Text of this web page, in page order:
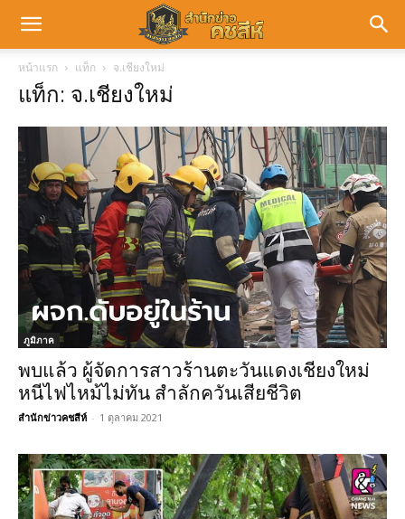
หน้าแรก แท็ก จ.เชียงใหม่
แท็ก: จ.เชียงใหม่
ภูมิภาค
พบแล้ว ผู้จัดการสาวร้านตะวันแดงเชียงใหม่
หนีไฟไหม้ไม่ทัน สำลักควันเสียชีวิต
สำนักข่าวคชสีห์ - 1 ตุลาคม 2021